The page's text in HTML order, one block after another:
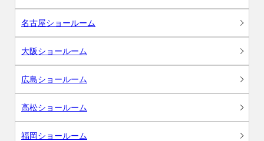
名古屋ショールーム
大阪ショールーム
広島ショールーム
高松ショールーム
福岡ショールーム